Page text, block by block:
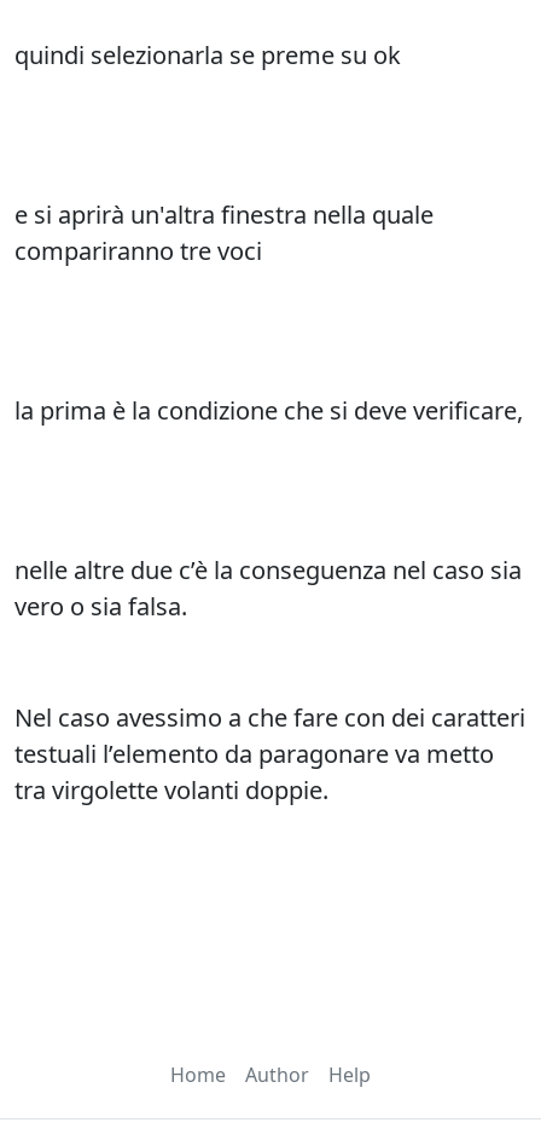
quindi selezionarla se preme su ok
e si aprirà un'altra finestra nella quale
compariranno tre voci
la prima è la condizione che si deve verificare,
nelle altre due c’è la conseguenza nel caso sia
vero o sia falsa.
Nel caso avessimo a che fare con dei caratteri
testuali l’elemento da paragonare va metto
tra virgolette volanti doppie.
Home Author Help